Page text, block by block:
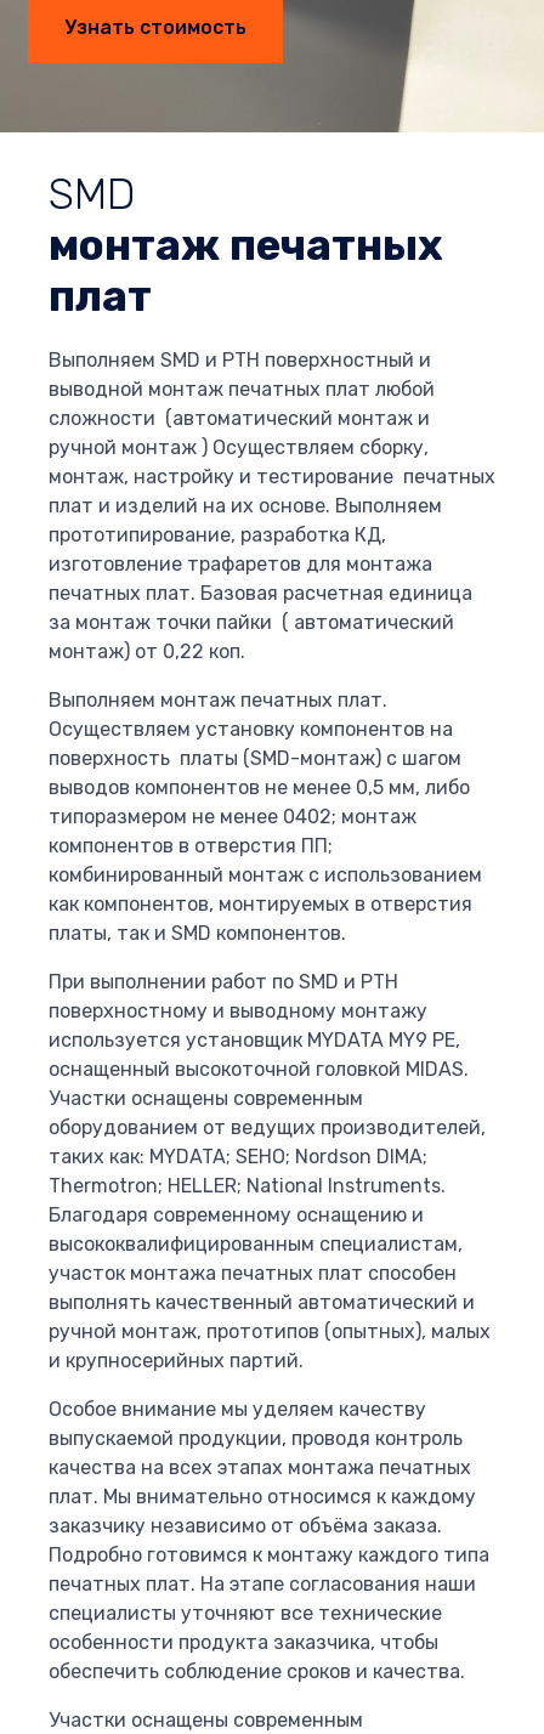
Узнать стоимость
SMD
монтаж печатных
плат
Выполняем SMD и PTH поверхностный и
выводной монтаж печатных плат любой
сложности (автоматический монтаж и
ручной монтаж ) Осуществляем сборку,
монтаж, настройку и тестирование печатных
плат и изделий на их основе. Выполняем
прототипирование, разработка КД,
изготовление трафаретов для монтажа
печатных плат. Базовая расчетная единица
за монтаж точки пайки ( автоматический
монтаж) от 0,22 коп.
Выполняем монтаж печатных плат.
Осуществляем установку компонентов на
поверхность платы (SMD-монтаж) с шагом
выводов компонентов не менее 0,5 мм, либо
типоразмером не менее 0402; монтаж
компонентов в отверстия ПП;
комбинированный монтаж с использованием
как компонентов, монтируемых в отверстия
платы, так и SMD компонентов.
При выполнении работ по SMD и PTH
поверхностному и выводному монтажу
используется установщик MYDATA MY9 PE,
оснащенный выcокоточной головкой MIDAS.
Участки оснащены современным
оборудованием от ведущих производителей,
таких как: MYDATA; SEHO; Nordson DIMA;
Thermotron; HELLER; National Instruments.
Благодаря современному оснащению и
высококвалифицированным специалистам,
участок монтажа печатных плат способен
выполнять качественный автоматический и
ручной монтаж, прототипов (опытных), малых
и крупносерийных партий.
Особое внимание мы уделяем качеству
выпускаемой продукции, проводя контроль
качества на всех этапах монтажа печатных
плат. Мы внимательно относимся к каждому
заказчику независимо от объёма заказа.
Подробно готовимся к монтажу каждого типа
печатных плат. На этапе согласования наши
специалисты уточняют все технические
особенности продукта заказчика, чтобы
обеспечить соблюдение сроков и качества.
Участки оснащены современным